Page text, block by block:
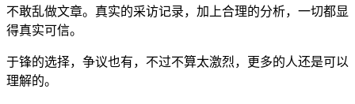
不敢乱做文章。真实的采访记录，加上合理的分析，一切都显
得真实可信。
于锋的选择，争议也有，不过不算太激烈，更多的人还是可以
理解的。